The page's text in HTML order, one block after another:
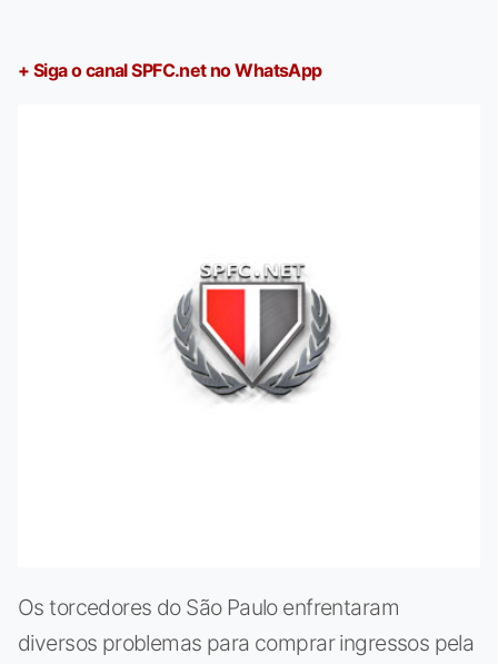
+ Siga o canal SPFC.net no WhatsApp
Os torcedores do São Paulo enfrentaram
diversos problemas para comprar ingressos pela